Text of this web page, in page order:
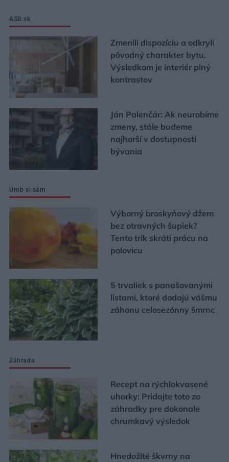
ASB.sk
Zmenili dispozíciu a odkryli
pôvodný charakter bytu.
Výsledkom je interiér plný
kontrastov
Ján Palenčár: Ak neurobíme
zmeny, stále budeme
najhorší v dostupnosti
bývania
Urob si sám
Výborný broskyňový džem
bez otravných šupiek?
Tento trik skráti prácu na
polovicu
5 trvaliek s panašovanými
listami, ktoré dodajú vášmu
záhonu celosezónny šmrnc
Záhrada
Recept na rýchlokvasené
uhorky: Pridajte toto zo
záhradky pre dokonale
chrumkavý výsledok
Hnedožlté škvrny na